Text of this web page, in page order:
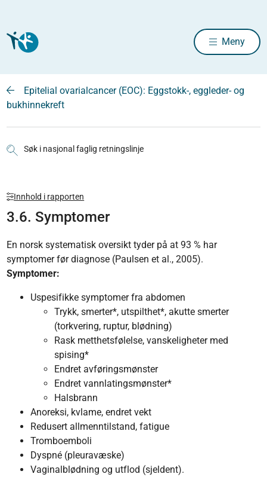
Meny
Epitelial ovarialcancer (EOC): Eggstokk-, eggleder- og
bukhinnekreft
Søk i nasjonal faglig retningslinje
Innhold i rapporten
3.6. Symptomer
En norsk systematisk oversikt tyder på at 93 % har
symptomer før diagnose (Paulsen et al., 2005).
Symptomer:
Uspesifikke symptomer fra abdomen
Trykk, smerter*, utspilthet*, akutte smerter
(torkvering, ruptur, blødning)
Rask metthetsfølelse, vanskeligheter med
spising*
Endret avføringsmønster
Endret vannlatingsmønster*
Halsbrann
Anoreksi, kvlame, endret vekt
Redusert allmenntilstand, fatigue
Tromboemboli
Dyspné (pleuravæske)
Vaginalblødning og utflod (sjeldent).